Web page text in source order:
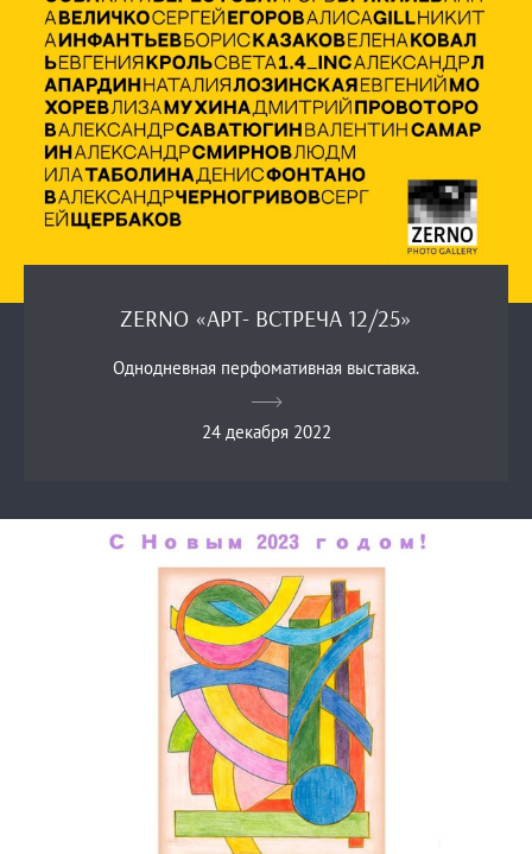
ZERNO «АРТ- ВСТРЕЧА 12/25»
Однодневная перфомативная выставка.
24 декабря 2022